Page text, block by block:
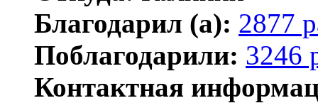
Благодарил (а): 2877
Поблагодарили: 3246
Контактная